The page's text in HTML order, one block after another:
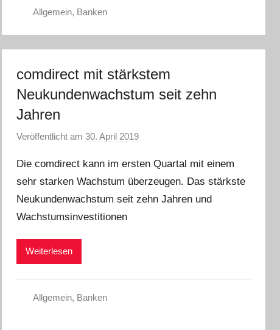
Allgemein, Banken
comdirect mit stärkstem
Neukundenwachstum seit zehn
Jahren
Veröffentlicht am 30. April 2019v
n
a
d
Die comdirect kann im ersten Quartal mit einem
sehr starken Wachstum überzeugen. Das stärkste
Neukundenwachstum seit zehn Jahren und
Wachstumsinvestitionen
Weiterlesen
Allgemein, Banken